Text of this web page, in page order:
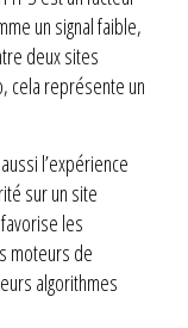
un signal faible,
deux sites
cela représente un
l’expérience
sur un site
les
moteurs de
algorithmes